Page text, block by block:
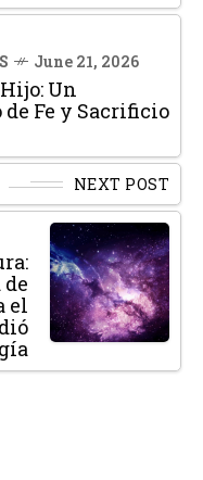
June 21, 2026
Un
Fe y Sacrificio
NEXT POST
el